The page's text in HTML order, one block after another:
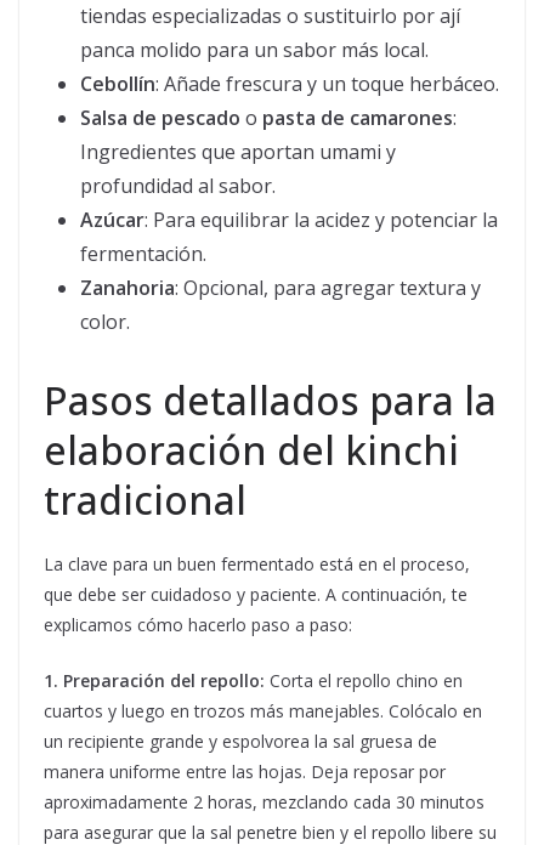
tiendas especializadas o sustituirlo por ají
panca molido para un sabor más local.
Cebollín: Añade frescura y un toque herbáceo.
Salsa de pescado o pasta de camarones:
Ingredientes que aportan umami y
profundidad al sabor.
Azúcar: Para equilibrar la acidez y potenciar la
fermentación.
Zanahoria: Opcional, para agregar textura y
color.
Pasos detallados para la
elaboración del kinchi
tradicional
La clave para un buen fermentado está en el proceso,
que debe ser cuidadoso y paciente. A continuación, te
explicamos cómo hacerlo paso a paso:
1. Preparación del repollo: Corta el repollo chino en
cuartos y luego en trozos más manejables. Colócalo en
un recipiente grande y espolvorea la sal gruesa de
manera uniforme entre las hojas. Deja reposar por
aproximadamente 2 horas, mezclando cada 30 minutos
para asegurar que la sal penetre bien y el repollo libere su